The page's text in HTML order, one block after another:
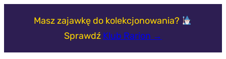
Masz zajawkę do kolekcjonowania?
Sprawdź Klub Rarion →